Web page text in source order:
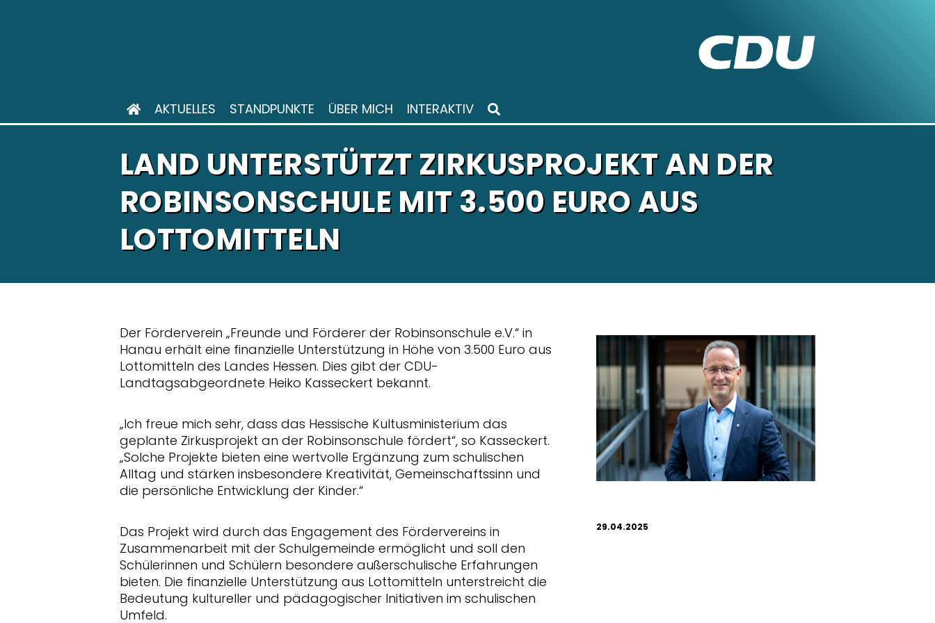
AKTUELLES STANDPUNKTE ÜBER MICH INTERAKTIV
LAND UNTERSTÜTZT ZIRKUSPROJEKT AN DER
ROBINSONSCHULE MIT 3.500 EURO AUS
LOTTOMITTELN
Der Förderverein „Freunde und Förderer der Robinsonschule e.V.“ in
Hanau erhält eine finanzielle Unterstützung in Höhe von 3.500 Euro aus
Lottomitteln des Landes Hessen. Dies gibt der CDU-
Landtagsabgeordnete Heiko Kasseckert bekannt.
Ich freue mich sehr, dass das Hessische Kultusministerium das
geplante Zirkusprojekt an der Robinsonschule fördert“, so Kasseckert.
Solche Projekte bieten eine wertvolle Ergänzung zum schulischen
Alltag und stärken insbesondere Kreativität, Gemeinschaftssinn und
die persönliche Entwicklung der Kinder.“
Das Projekt wird durch das Engagement des Fördervereins in
Zusammenarbeit mit der Schulgemeinde ermöglicht und soll den
Schülerinnen und Schülern besondere außerschulische Erfahrungen
bieten. Die finanzielle Unterstützung aus Lottomitteln unterstreicht die
Bedeutung kultureller und pädagogischer Initiativen im schulischen
Umfeld.
29.04.2025